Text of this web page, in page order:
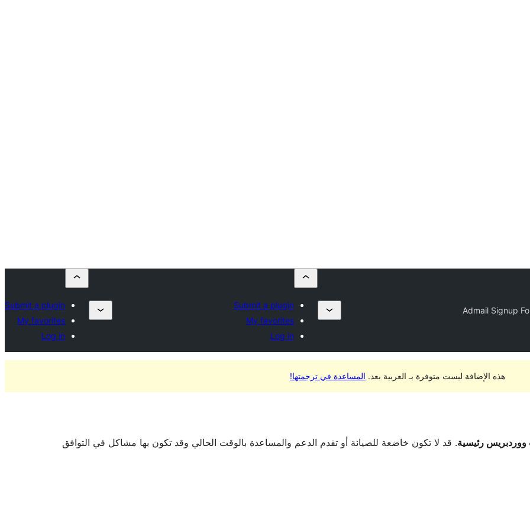
Admail Signup
Submit a plugin
My favorites
Log in
Submit a plugin
My favorites
Log in
هذه الإضافة ليست متوفرة بـ العربية بعد. المساعدة في ترجمتها!
. قد لا تكون خاضعة للصيانة أو تقدم الدعم والمساعدة بالوقت الحالي وقد تكون بها مشاكل في التوافق